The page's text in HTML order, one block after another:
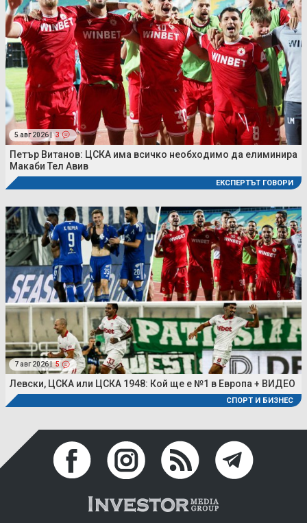
5 авг 2026 | 3
Петър Витанов: ЦСКА има всичко необходимо да елиминира
Макаби Тел Авив
ЕКСПЕРТЪТ ГОВОРИ
7 авг 2026 | 5
Левски, ЦСКА или ЦСКА 1948: Кой ще е №1 в Европа + ВИДЕО
СПОРТ И БИЗНЕС